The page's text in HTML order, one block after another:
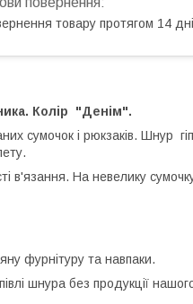
товару протягом 14
Колір "Денiм".
сумочок і рюкзаків. Шнур
в'язання. На невелику
фурнітуру та навпаки.
шнура без продукції